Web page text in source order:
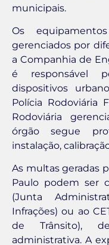
municipais.
Os
gerenciados por
a Companhia de
é responsável
dispositivos
Polícia Rodoviária
Rodoviária
órgão segue
instalação,
As multas geradas
Paulo podem ser
(Junta
Infrações) ou ao
de Trânsito),
administrativa. A